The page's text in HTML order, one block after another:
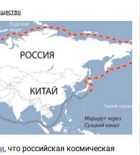
, что российская космическая